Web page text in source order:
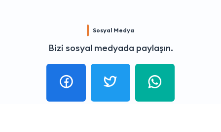
Sosyal Medya
Bizi sosyal medyada paylaşın.